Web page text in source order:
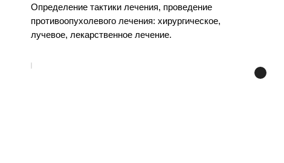
Определение тактики лечения, проведение
противоопухолевого лечения: хирургическое,
лучевое, лекарственное лечение.